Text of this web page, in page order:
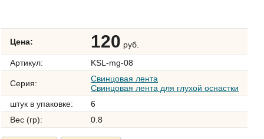
Цена: 120 руб.
Артикул:
KSL-mg-08
Серия:
Свинцовая лента
Свинцовая лента для глухой оснастки
штук в упаковке:
6
Вес (гр):
0.8